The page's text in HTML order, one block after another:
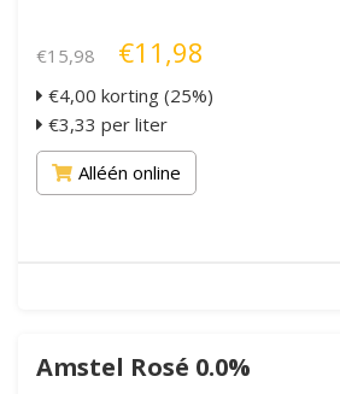
€15,98 €11,98
€4,00 korting (25%)
€3,33 per liter
Alléén online
Amstel Rosé 0.0%